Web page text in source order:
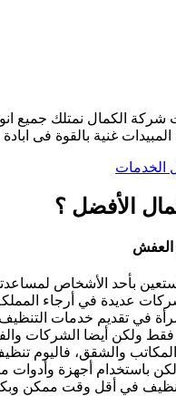
الكمال نمتلك جميع
غنية بالقوة فى
الخدمات
الأفضل ؟
العفش
بأحد الأشخاص
عديدة في أرجاء
في تقديم خدمات التنظيف
فقط ولكن أيضا الشركات
والشقق، فاليوم
باستخدام أجهزة وأدوات
في أقل وقت ممكن